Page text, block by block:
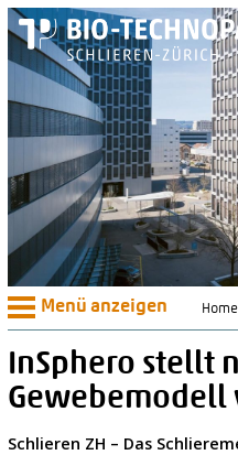
Menü anzeigen Home
InSphero stellt
Gewebemodell
Schlieren ZH – Das